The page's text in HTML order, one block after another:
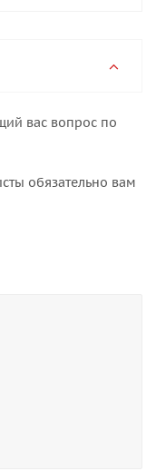
вас вопрос по
обязательно вам